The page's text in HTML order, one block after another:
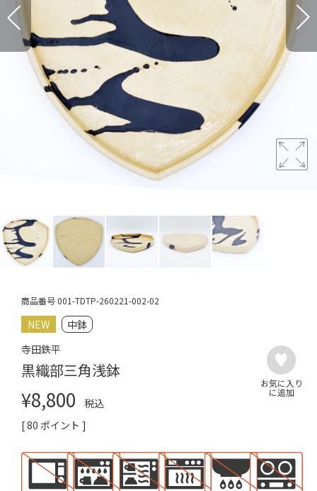
商品番号001-TDTP-260221-002-02
NEW
中鉢
寺田鉄平
黒織部三角浅鉢
¥8,800
税込
[80 ポイント ]